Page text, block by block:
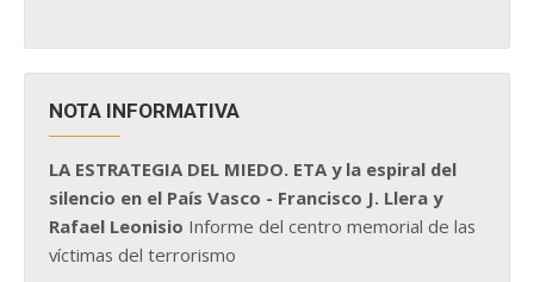
NOTA INFORMATIVA
LA ESTRATEGIA DEL MIEDO. ETA y la espiral del
silencio en el País Vasco - Francisco J. Llera y
Rafael Leonisio Informe del centro memorial de las
víctimas del terrorismo